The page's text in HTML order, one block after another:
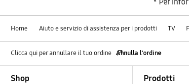
* Per
Home Aiuto e servizio di assistenza per i prodotti TV
Clicca qui per annullare il tuo ordine Annulla l'ordine
Shop Prodotti